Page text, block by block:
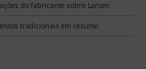
do fabricante sobre Larsen
tradicionais em resumo